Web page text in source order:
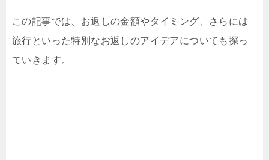
この記事では、お返しの金額やタイミング、さらには
旅行といった特別なお返しのアイデアについても探っ
ていきます。